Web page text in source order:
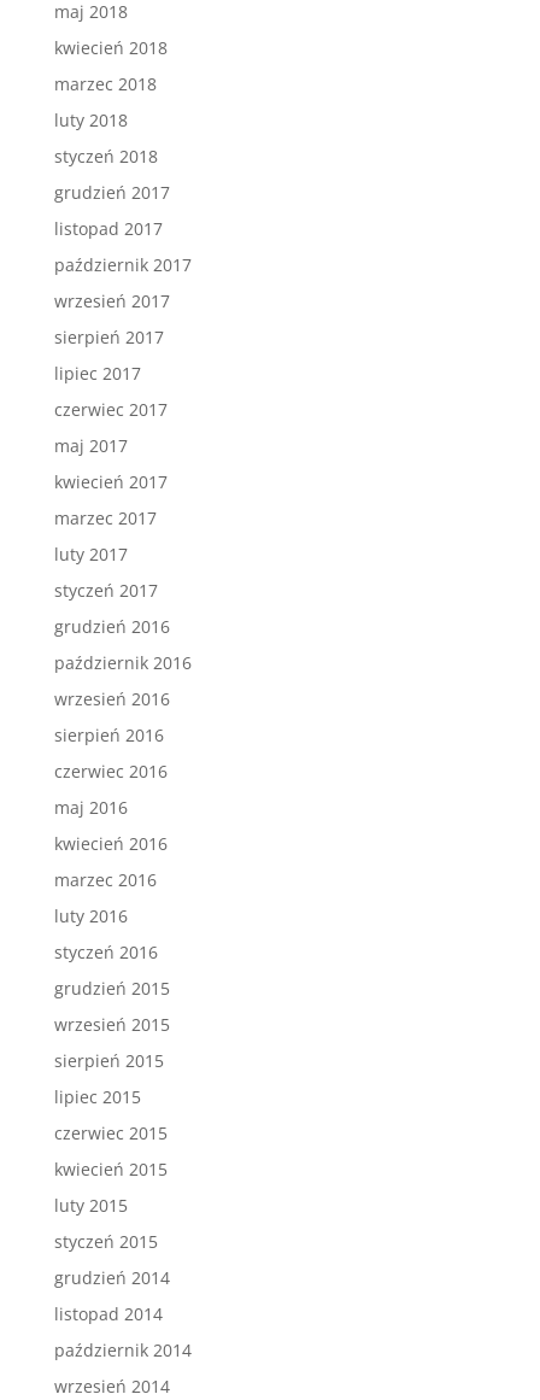
maj 2018
kwiecień 2018
marzec 2018
luty 2018
styczeń 2018
grudzień 2017
listopad 2017
październik 2017
wrzesień 2017
sierpień 2017
lipiec 2017
czerwiec 2017
maj 2017
kwiecień 2017
marzec 2017
luty 2017
styczeń 2017
grudzień 2016
październik 2016
wrzesień 2016
sierpień 2016
czerwiec 2016
maj 2016
kwiecień 2016
marzec 2016
luty 2016
styczeń 2016
grudzień 2015
wrzesień 2015
sierpień 2015
lipiec 2015
czerwiec 2015
kwiecień 2015
luty 2015
styczeń 2015
grudzień 2014
listopad 2014
październik 2014
wrzesień 2014